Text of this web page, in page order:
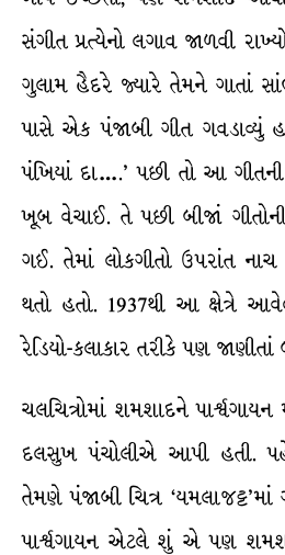
સંગીત પ્રત્યેનો લગાવ જાળવી
ગુલામ હૈદરે જ્યારે તેમને ગાતાં
પાસે એક પંજાબી ગીત ગવડાવ્યું
પંખિયાં દા….’ પછી તો આ
ખૂબ વેચાઈ. તે પછી બીજાં
ગઈ. તેમાં લોકગીતો ઉપરાંત
થતો હતો. 1937થી આ ક્ષેત્રે
રેડિયો-કલાકાર તરીકે પણ
ચલચિત્રોમાં શમશાદને
દલસુખ પંચોલીએ આપી હતી.
તેમણે પંજાબી ચિત્ર
પાર્શ્ર્વગાયન એટલે શું એ પણ